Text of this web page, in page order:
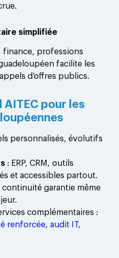
simplifiée
finance, professions
facilite les
d’offres publics.
AITEC pour les
personnalisés, évolutifs
: ERP, CRM, outils
et accessibles partout.
continuité garantie même
complémentaires :
renforcée, audit IT,